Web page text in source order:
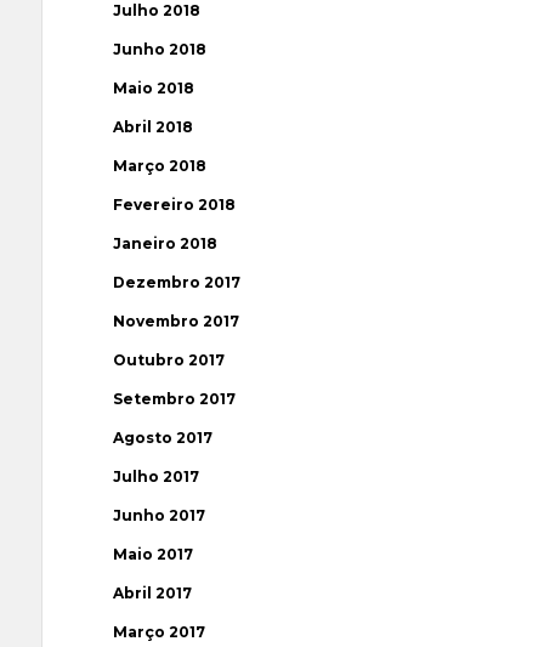
Julho 2018
Junho 2018
Maio 2018
Abril 2018
Março 2018
Fevereiro 2018
Janeiro 2018
Dezembro 2017
Novembro 2017
Outubro 2017
Setembro 2017
Agosto 2017
Julho 2017
Junho 2017
Maio 2017
Abril 2017
Março 2017